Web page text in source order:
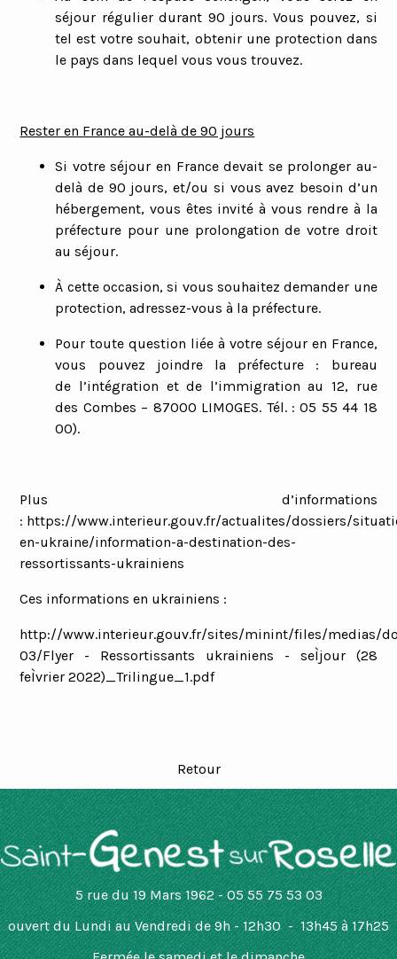
séjour régulier durant 90 jours. Vous pouvez, si
tel est votre souhait, obtenir une protection dans
le pays dans lequel vous vous trouvez.
Rester en France au-delà de 90 jours
Si votre séjour en France devait se prolonger au-
delà de 90 jours, et/ou si vous avez besoin d’un
hébergement, vous êtes invité à vous rendre à la
préfecture pour une prolongation de votre droit
au séjour.
À cette occasion, si vous souhaitez demander une
protection, adressez-vous à la préfecture.
Pour toute question liée à votre séjour en France,
vous pouvez joindre la préfecture : bureau
de l’intégration et de l’immigrationau 12, rue
des Combes – 87000 LIMOGES. Tél. :05 55 44 18
00).
Plus d’informations
: https://www.interieur.gouv.fr/actualites/dossiers/
en-ukraine/information-a-destination-des-
ressortissants-ukrainiens
Ces informations en ukrainiens :
http://www.interieur.gouv.fr/sites/minint/files/medias/
03/Flyer - Ressortissants ukrainiens - seÌjour (28
feÌvrier 2022)_Trilingue_1.pdf
Retour
5 rue du 19 Mars 1962 - 05 55 75 53 03
ouvertdu Lundi au Vendredi de 9h - 12h30 - 13h45 à 17h25